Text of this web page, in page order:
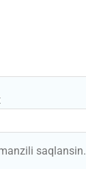
saqlansin.